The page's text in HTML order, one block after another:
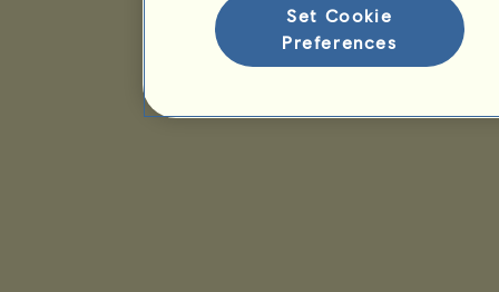
Set Cookie
Preferences